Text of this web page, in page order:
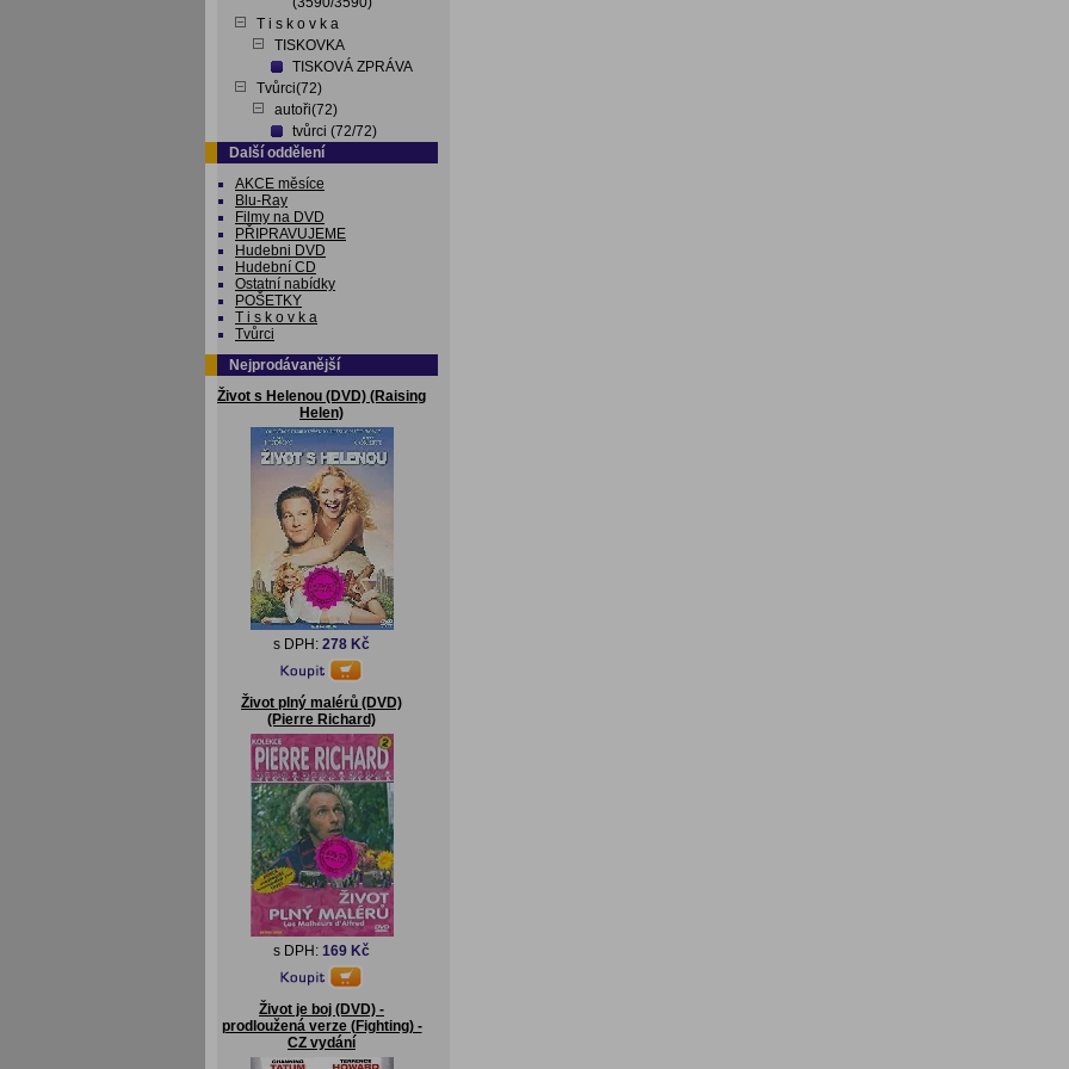
T i s k o v k a
TISKOVKA
TISKOVÁ ZPRÁVA
Tvůrci(72)
autoři(72)
tvůrci (72/72)
Další oddělení
AKCE měsíce
Blu-Ray
Filmy na DVD
PŘIPRAVUJEME
Hudebni DVD
Hudební CD
Ostatní nabídky
POŠETKY
T i s k o v k a
Tvůrci
Nejprodávanější
Život s Helenou (DVD) (Raising
Helen)
s DPH: 278 Kč
Život plný malérů (DVD)
(Pierre Richard)
s DPH: 169 Kč
Život je boj (DVD) -
prodloužená verze (Fighting) -
CZ vydání